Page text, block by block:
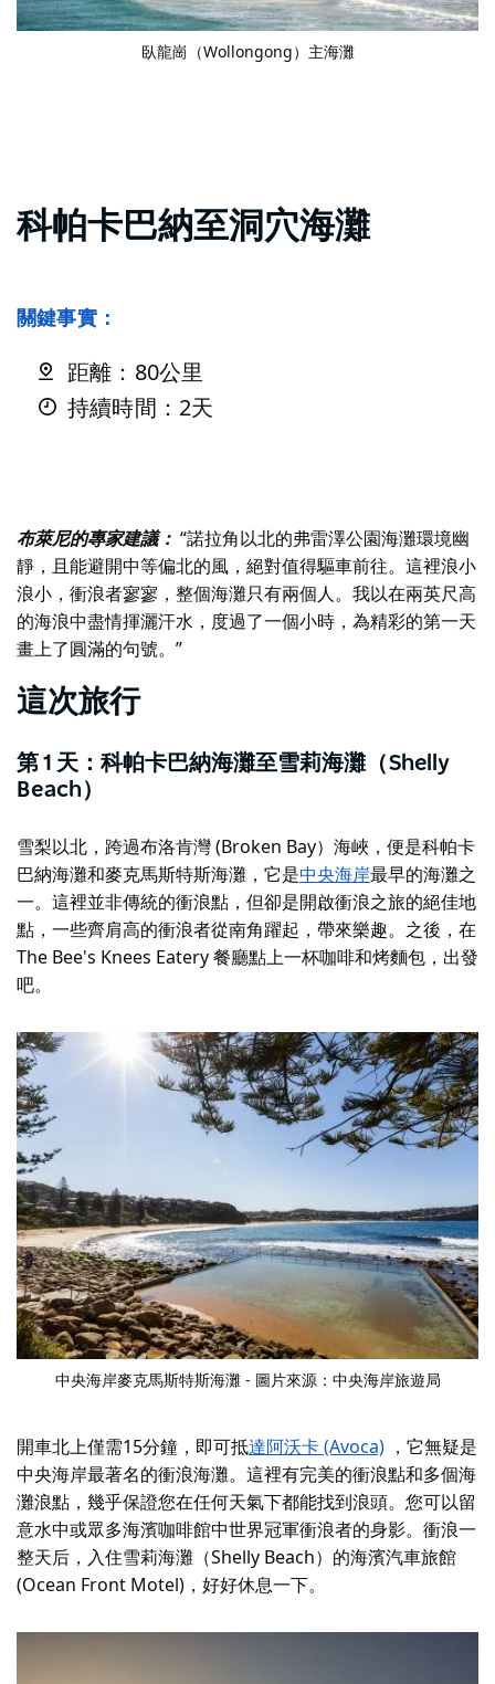
臥龍崗（Wollongong）主海灘
科帕卡巴納至洞穴海灘
關鍵事實：
距離：80公里
持續時間：2天
布萊尼的專家建議： “諾拉角以北的弗雷澤公園海灘環境幽
靜，且能避開中等偏北的風，絕對值得驅車前往。這裡浪小
浪小，衝浪者寥寥，整個海灘只有兩個人。我以在兩英尺高
的海浪中盡情揮灑汗水，度過了一個小時，為精彩的第一天
畫上了圓滿的句號。”
這次旅行
第 1 天：科帕卡巴納海灘至雪莉海灘（Shelly
Beach）
雪梨以北，跨過布洛肯灣 (Broken Bay）海峽，便是科帕卡
巴納海灘和麥克馬斯特斯海灘，它是中央海岸最早的海灘之
一。這裡並非傳統的衝浪點，但卻是開啟衝浪之旅的絕佳地
點，一些齊肩高的衝浪者從南角躍起，帶來樂趣。之後，在
The Bee's Knees Eatery 餐廳點上一杯咖啡和烤麵包，出發
吧。
中央海岸麥克馬斯特斯海灘 - 圖片來源：中央海岸旅遊局
開車北上僅需15分鐘，即可抵達阿沃卡 (Avoca) ，它無疑是
中央海岸最著名的衝浪海灘。這裡有完美的衝浪點和多個海
灘浪點，幾乎保證您在任何天氣下都能找到浪頭。您可以留
意水中或眾多海濱咖啡館中世界冠軍衝浪者的身影。衝浪一
整天后，入住雪莉海灘（Shelly Beach）的海濱汽車旅館
(Ocean Front Motel)，好好休息一下。